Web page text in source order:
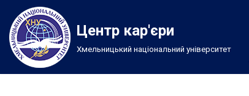
Перейти
до
вмісту
Центр кар'єри
Хмельницький національний університет